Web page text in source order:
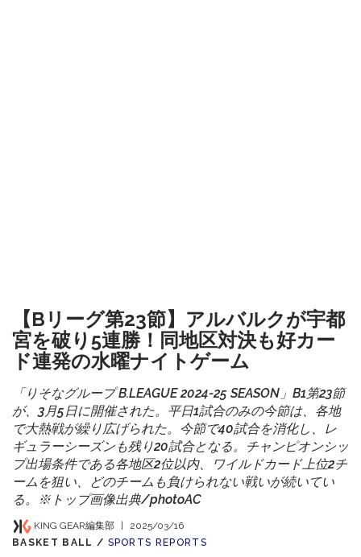
【Bリーグ第23節】アルバルクが宇都
宮を破り5連勝！同地区対決も好カー
ド連発の水曜ナイトゲーム
「りそなグループ B.LEAGUE 2024-25 SEASON」B1第23節
が、3月5日に開催された。平日1試合のみの今節は、各地
で大熱戦が繰り広げられた。今節で40試合を消化し、レ
ギュラーシーズンも残り20試合となる。チャンピオンシッ
プ出場条件である各地区2位以内、ワイルドカード上位2チ
ームを狙い、どのチームも負けられない戦いが続いてい
る。※トップ画像出典/photoAC
KING GEAR編集部
2025/03/16
BASKET BALL / SPORTS REPORTS